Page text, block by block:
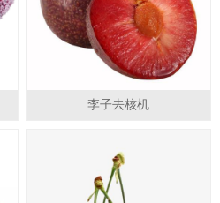
李子去核机
专利号： ZL2013 2 0363818.0
专利产品，仿冒违法！